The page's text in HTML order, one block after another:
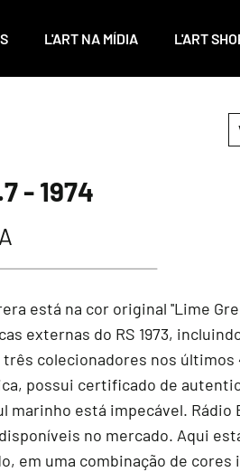
L'ART NA MÍDIA L'ART
- 1974
está na cor original ''Lime
externas do RS 1973,
colecionadores nos últimos
possui certificado de
está impecável. Rádio
no mercado. Aqui
em uma combinação de